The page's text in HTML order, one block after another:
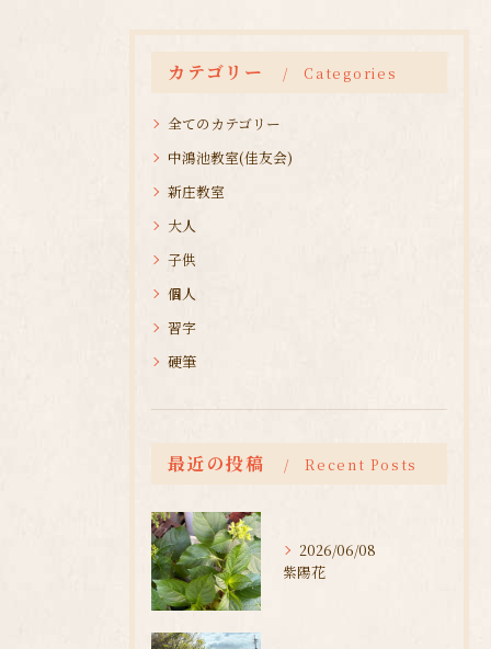
カテゴリー Categories
全てのカテゴリー
中鴻池教室(佳友会)
新庄教室
大人
子供
個人
習字
硬筆
最近の投稿 Recent Posts
2026/06/08
紫陽花